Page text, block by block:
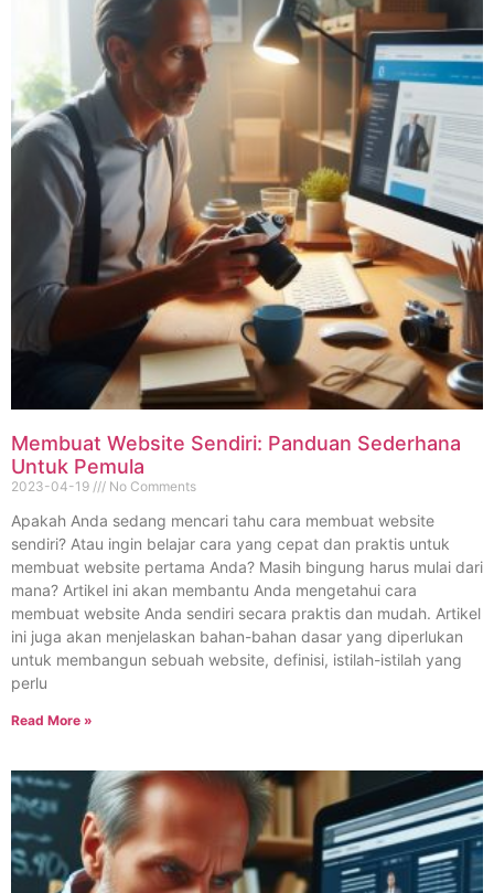
Membuat Website Sendiri: Panduan Sederhana
Untuk Pemula
2023-04-19 No Comments
Apakah Anda sedang mencari tahu cara membuat website
sendiri? Atau ingin belajar cara yang cepat dan praktis untuk
membuat website pertama Anda? Masih bingung harus mulai dari
mana? Artikel ini akan membantu Anda mengetahui cara
membuat website Anda sendiri secara praktis dan mudah. Artikel
ini juga akan menjelaskan bahan-bahan dasar yang diperlukan
untuk membangun sebuah website, definisi, istilah-istilah yang
perlu
Read More »